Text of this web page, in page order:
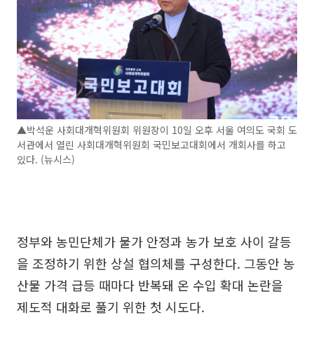
▲박석운 사회대개혁위원회 위원장이 10일 오후 서울 여의도 국회 도
서관에서 열린 사회대개혁위원회 국민보고대회에서 개회사를 하고
있다. (뉴시스)
정부와 농민단체가 물가 안정과 농가 보호 사이 갈등
을 조정하기 위한 상설 협의체를 구성한다. 그동안 농
산물 가격 급등 때마다 반복돼 온 수입 확대 논란을
제도적 대화로 풀기 위한 첫 시도다.